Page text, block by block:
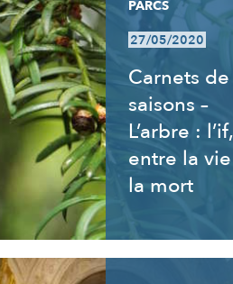
PARCS
27/05/2020
Carnets de
saisons –
L’arbre : l’if,
entre la
la mort